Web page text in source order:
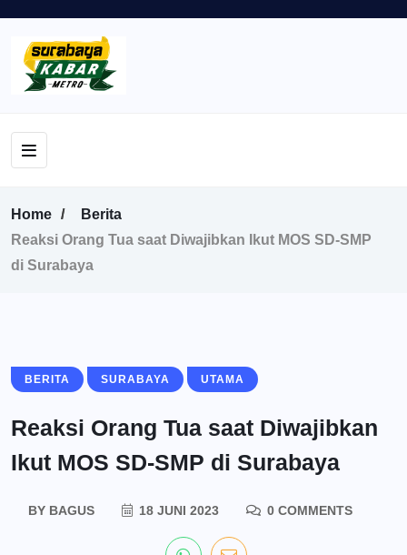
Home
Berita
Reaksi Orang Tua saat Diwajibkan Ikut MOS SD-SMP
di Surabaya
BERITA SURABAYA UTAMA
Reaksi Orang Tua saat Diwajibkan
Ikut MOS SD-SMP di Surabaya
BYBAGUS 18 JUNI 2023 0 COMMENTS